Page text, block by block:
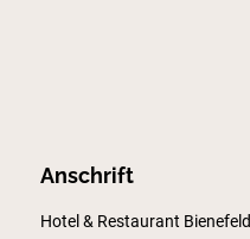
Anschrift
Hotel & Restaurant Bienefeld